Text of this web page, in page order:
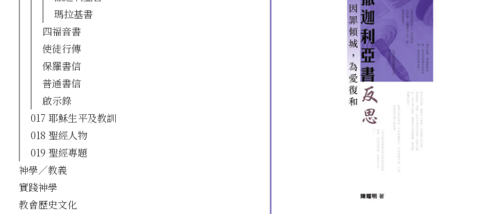
瑪拉基書
四福音書
使徒行傳
保羅書信
普通書信
啟示錄
017 耶穌生平及教訓
018 聖經人物
019 聖經專題
神學／教義
實踐神學
教會歷史文化